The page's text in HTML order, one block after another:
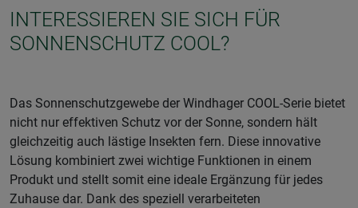
INTERESSIEREN SIE SICH FÜR
SONNENSCHUTZ COOL?
Das Sonnenschutzgewebe der Windhager COOL-Serie bietet
nicht nur effektiven Schutz vor der Sonne, sondern hält
gleichzeitig auch lästige Insekten fern. Diese innovative
Lösung kombiniert zwei wichtige Funktionen in einem
Produkt und stellt somit eine ideale Ergänzung für jedes
Zuhause dar. Dank des speziell verarbeiteten